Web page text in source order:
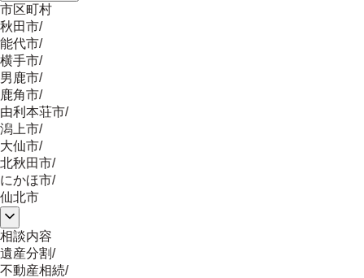
市区町村
秋田市/
能代市/
横手市/
男鹿市/
鹿角市/
由利本荘市/
潟上市/
大仙市/
北秋田市/
にかほ市/
仙北市
相談内容
遺産分割/
不動産相続/